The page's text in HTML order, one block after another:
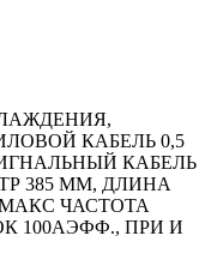
КАБЕЛЬ 0,5
КАБЕЛЬ
385 ММ, ДЛИНА
ЧАСТОТА
100АЭФФ., ПРИ И